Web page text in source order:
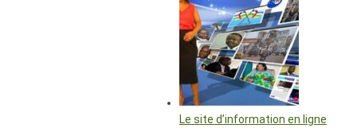
Le site d’information en ligne